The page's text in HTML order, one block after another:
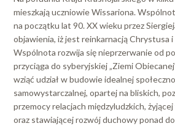
mieszkają uczniowie Wissariona.
na początku lat 90. XX wieku przez
objawienia, iż jest reinkarnacją Chrystusa i
Wspólnota rozwija się nieprzerwanie od
przyciąga do syberyjskiej „Ziemi
wziąć udział w budowie idealnej
samowystarczalnej, opartej na bliskich,
przemocy relacjach międzyludzkich,
oraz stawiającej rozwój duchowy ponad